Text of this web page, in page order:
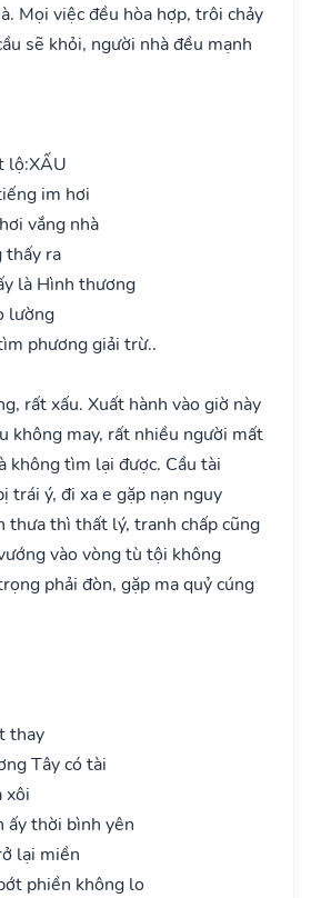
Mọi việc đều hòa hợp, trôi chảy
sẽ khỏi, người nhà đều mạnh
lộ:XẤU
im hơi
vắng nhà
thấy ra
là Hình thương
lường
phương giải trừ..
rất xấu. Xuất hành vào giờ này
không may, rất nhiều người mất
không tìm lại được. Cầu tài
trái ý, đi xa e gặp nạn nguy
thưa thì thất lý, tranh chấp cũng
vào vòng tù tội không
phải đòn, gặp ma quỷ cúng
thay
Tây có tài
xôi
ấy thời bình yên
lại miền
phiền không lo